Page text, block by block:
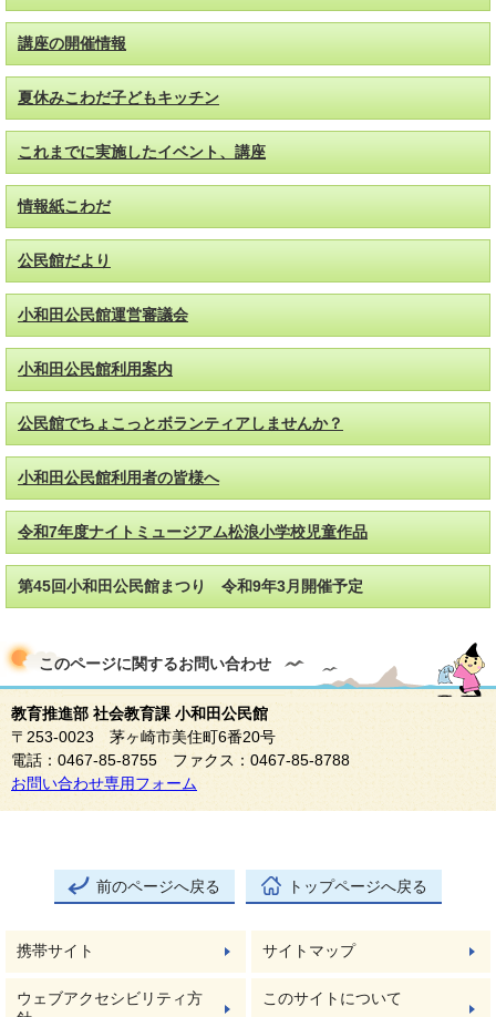
講座の開催情報
夏休みこわだ子どもキッチン
これまでに実施したイベント、講座
情報紙こわだ
公民館だより
小和田公民館運営審議会
小和田公民館利用案内
公民館でちょこっとボランティアしませんか？
小和田公民館利用者の皆様へ
令和7年度ナイトミュージアム松浪小学校児童作品
第45回小和田公民館まつり 令和9年3月開催予定
このページに関するお問い合わせ
教育推進部 社会教育課 小和田公民館
〒253-0023 茅ヶ崎市美住町6番20号
電話：0467-85-8755 ファクス：0467-85-8788
お問い合わせ専用フォーム
前のページへ戻る トップページへ戻る
携帯サイト サイトマップ
ウェブアクセシビリティ方
このサイトについて